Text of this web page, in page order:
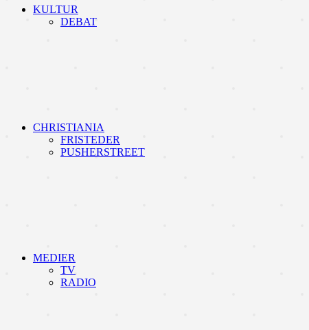
KULTUR
DEBAT
CHRISTIANIA
FRISTEDER
PUSHERSTREET
MEDIER
TV
RADIO